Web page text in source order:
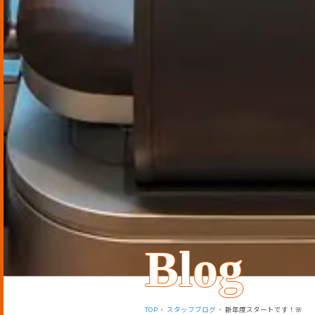
Blog
TOP スタッフブログ 新年度スタートです！🌸